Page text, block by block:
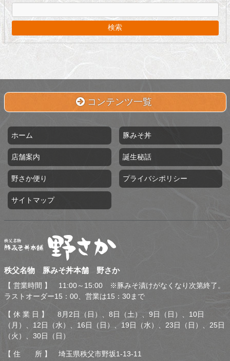
ブ
コンテンツ一覧
ホーム 豚みそ丼
店舗案内 誕生秘話
野さか便り プライバシポリシー
サイトマップ
秩父名物 豚みそ丼本舗 野
秩父名物 豚みそ丼本舗 野さか
【 営業時間 】 11:00～15:00 ※豚みそ漬けがなくなり次第終了。
ラストオーダー15：00、営業は15：30まで
【 休 業 日 】 8月2日（日）、8日（土）、9日（日）、10日
（月）、12日（水）、16日（日）、19日（水）、23日（日）、25日
（火）、30日（日）
【 住 所 】 埼玉県秩父市野坂1-13-11